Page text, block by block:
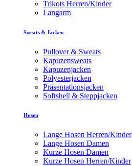
Trikots Herren/Kinder
Langarm
Sweats & Jacken
Pullover & Sweats
Kapuzensweats
Kapuzenjacken
Polyesterjacken
Präsentationsjacken
Softshell & Steppjacken
Hosen
Lange Hosen Herren/Kinder
Lange Hosen Damen
Kurze Hosen Damen
Kurze Hosen Herren/Kinder